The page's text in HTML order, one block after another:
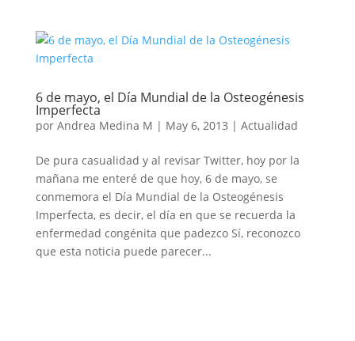
6 de mayo, el Día Mundial de la Osteogénesis
Imperfecta
por Andrea Medina M | May 6, 2013 | Actualidad
De pura casualidad y al revisar Twitter, hoy por la
mañana me enteré de que hoy, 6 de mayo, se
conmemora el Día Mundial de la Osteogénesis
Imperfecta, es decir, el día en que se recuerda la
enfermedad congénita que padezco Sí, reconozco
que esta noticia puede parecer...